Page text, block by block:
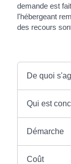
demande est
l'hébergeant
des recours
De quoi
Qui est
Démarche
Coût